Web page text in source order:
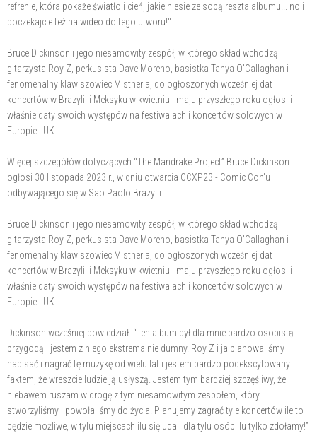
refrenie, która pokaże światło i cień, jakie niesie ze sobą reszta albumu... no i
poczekajcie też na wideo do tego utworu!".
Bruce Dickinson i jego niesamowity zespół, w którego skład wchodzą
gitarzysta Roy Z, perkusista Dave Moreno, basistka Tanya O'Callaghan i
fenomenalny klawiszowiec Mistheria, do ogłoszonych wcześniej dat
koncertów w Brazylii i Meksyku w kwietniu i maju przyszłego roku ogłosili
właśnie daty swoich występów na festiwalach i koncertów solowych w
Europie i UK.
Więcej szczegółów dotyczących “The Mandrake Project” Bruce Dickinson
ogłosi 30 listopada 2023 r., w dniu otwarcia CCXP23 - Comic Con’u
odbywającego się w Sao Paolo Brazylii.
Bruce Dickinson i jego niesamowity zespół, w którego skład wchodzą
gitarzysta Roy Z, perkusista Dave Moreno, basistka Tanya O’Callaghan i
fenomenalny klawiszowiec Mistheria, do ogłoszonych wcześniej dat
koncertów w Brazylii i Meksyku w kwietniu i maju przyszłego roku ogłosili
właśnie daty swoich występów na festiwalach i koncertów solowych w
Europie i UK.
Dickinson wcześniej powiedział: “Ten album był dla mnie bardzo osobistą
przygodą i jestem z niego ekstremalnie dumny. Roy Z i ja planowaliśmy
napisać i nagrać tę muzykę od wielu lat i jestem bardzo podekscytowany
faktem, że wreszcie ludzie ją usłyszą. Jestem tym bardziej szczęśliwy, że
niebawem ruszam w drogę z tym niesamowitym zespołem, który
stworzyliśmy i powołaliśmy do życia. Planujemy zagrać tyle koncertów ile to
będzie możliwe, w tylu miejscach ilu się uda i dla tylu osób ilu tylko zdołamy!”